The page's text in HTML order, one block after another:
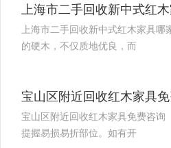
上海市二手回收新中式红
上海市二手回收新中式红木家具
的硬木，不仅质地优良，而
宝山区附近回收红木家具
宝山区附近回收红木家具免费咨
提握易损易折部位。如有开